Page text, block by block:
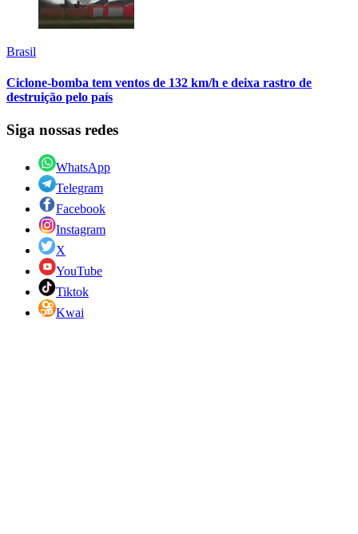
Brasil
Ciclone-bomba tem ventos de 132 km/h e deixa rastro de
destruição pelo país
Siga nossas redes
WhatsApp
Telegram
Facebook
Instagram
X
YouTube
Tiktok
Kwai